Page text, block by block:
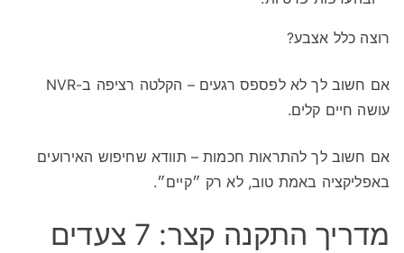
רוצה כלל אצבע?
אם חשוב לך לא לפספס רגעים – הקלטה רציפה ב-NVR
עושה חיים קלים.
אם חשוב לך להתראות חכמות – תוודא שחיפוש האירועים
באפליקציה באמת טוב, לא רק ״קיים״.
מדריך התקנה קצר: 7 צעדים